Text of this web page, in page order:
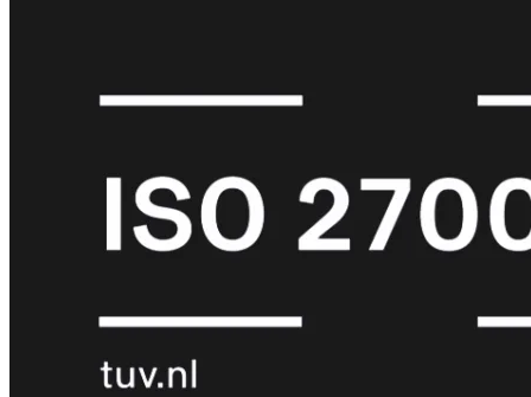
FortiCare
Elite
FortiCare
Upgrades
1